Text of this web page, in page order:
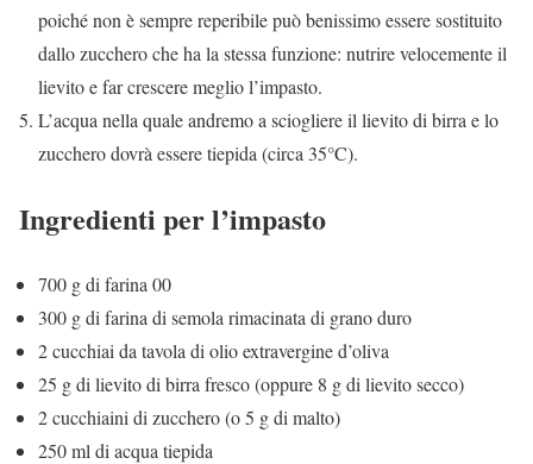
poiché non è sempre reperibile può benissimo essere sostituito
dallo zucchero che ha la stessa funzione: nutrire velocemente il
lievito e far crescere meglio l’impasto.
L’acqua nella quale andremo a sciogliere il lievito di birra e lo
zucchero dovrà essere tiepida (circa 35°C).
Ingredienti per l’impasto
700 g di farina 00
300 g di farina di semola rimacinata di grano duro
2 cucchiai da tavola di olio extravergine d’oliva
25 g di lievito di birra fresco (oppure 8 g di lievito secco)
2 cucchiaini di zucchero (o 5 g di malto)
250 ml di acqua tiepida